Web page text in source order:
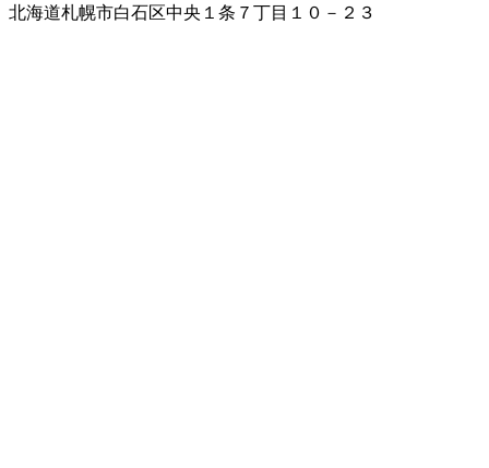
北海道札幌市白石区中央１条７丁目１０－２３